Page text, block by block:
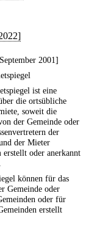
2001]
ist eine
die ortsübliche
soweit die
der Gemeinde oder
der
der Mieter
erstellt oder anerkannt
können für das
Gemeinde oder
oder für
erstellt